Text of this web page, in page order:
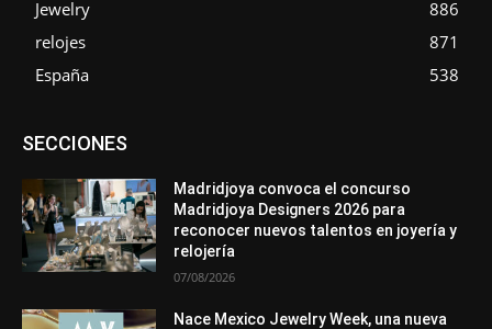
Jewelry
886
relojes
871
España
538
SECCIONESAsociaciones
Entrevistas
Mundo Técnico
Novedades Opiniones
Perspectiva
Premios
Secciones Sin categoría
Más
Madridjoya convoca el concurso
Madridjoya Designers 2026 para
reconocer nuevos talentos en joyería y
relojería
07/08/2026
Nace Mexico Jewelry Week, una nueva